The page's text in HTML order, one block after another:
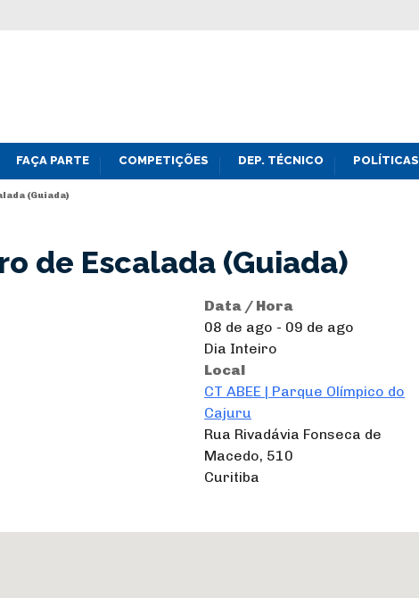
FAÇA PARTE COMPETIÇÕES DEP. TÉCNICO POLÍTICAS
(Guiada)
de Escalada (Guiada)
Data / Hora
08 de ago - 09 de ago
Dia Inteiro
Local
CT ABEE | Parque Olímpico do
Cajuru
Rua Rivadávia Fonseca de
Macedo, 510
Curitiba